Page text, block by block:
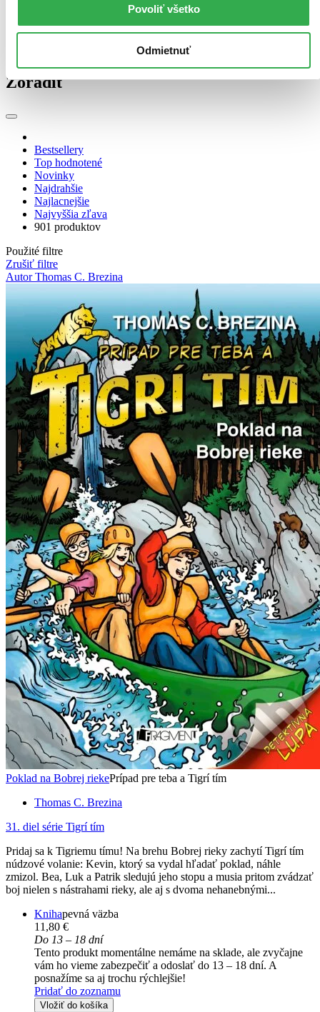
Povoliť všetko
Odmietnuť
Viac ako 16 € (0 titulov)Viac ako 16 €
Ďalšie možnosti
Zoradiť
Bestsellery
Top hodnotené
Novinky
Najdrahšie
Najlacnejšie
Najvyššia zľava
901 produktov
Použité filtre
Zrušiť filtre
Autor Thomas C. Brezina
Poklad na Bobrej riekePrípad pre teba a Tigrí tím
Thomas C. Brezina
31. diel série Tigrí tím
Pridaj sa k Tigriemu tímu! Na brehu Bobrej rieky zachytí Tigrí tím
núdzové volanie: Kevin, ktorý sa vydal hľadať poklad, náhle
zmizol. Bea, Luk a Patrik sledujú jeho stopu a musia pritom zvádzať
boj nielen s nástrahami rieky, ale aj s dvoma nehanebnými...
Knihapevná väzba
11,80 €
Do 13 – 18 dní
Tento produkt momentálne nemáme na sklade, ale zvyčajne
vám ho vieme zabezpečiť a odoslať do 13 – 18 dní. A
posnažíme sa aj trochu rýchlejšie!
Pridať do zoznamu
Vložiť do košíka